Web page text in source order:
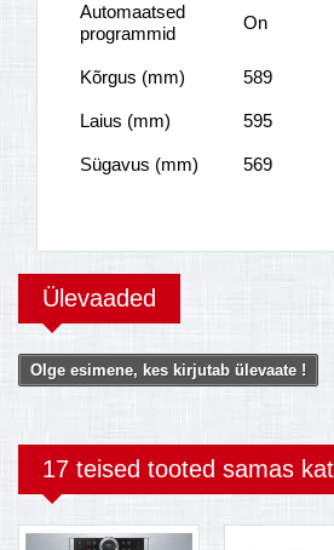
Automaatsed
programmid
On
Kõrgus (mm) 589
Laius (mm) 595
Sügavus (mm) 569
Ülevaaded
Olge esimene, kes kirjutab ülevaate !
17 teised tooted samas